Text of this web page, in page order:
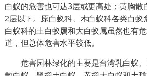
白蚁的危害也可达3层或更高处；黄胸散
2层以下。原白蚁科、木白蚁科各类白蚁
白蚁科的土白蚁属和大白蚁属虽然也有
道，但总体危害水平较低。
危害园林绿化的主要是台湾乳白蚁、